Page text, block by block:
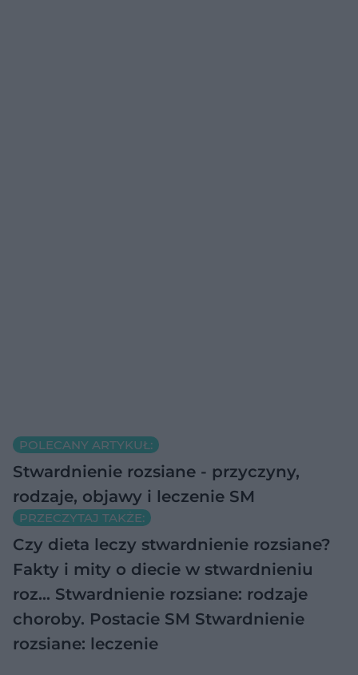
POLECANY ARTYKUŁ:
Stwardnienie rozsiane - przyczyny,
rodzaje, objawy i leczenie SM
PRZECZYTAJ TAKŻE:
Czy dieta leczy stwardnienie rozsiane?
Fakty i mity o diecie w stwardnieniu
roz… Stwardnienie rozsiane: rodzaje
choroby. Postacie SM Stwardnienie
rozsiane: leczenie